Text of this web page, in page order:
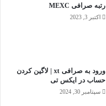
رتبه صرافی MEXC
اکتبر 3, 2023
ورود به صرافی xt | لاگین کردن
حساب در ایکس تی
سپتامبر 30, 2024